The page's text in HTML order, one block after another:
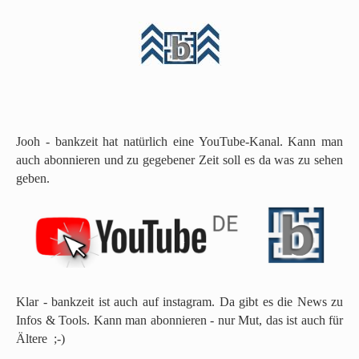
o
b
s
p
n
g
Jooh - bankzeit hat natürlich eine YouTube-Kanal. Kann man
auch abonnieren und zu gegebener Zeit soll es da was zu sehen
geben.
Klar - bankzeit ist auch auf instagram. Da gibt es die News zu
Infos & Tools. Kann man abonnieren - nur Mut, das ist auch für
Ältere ;-)